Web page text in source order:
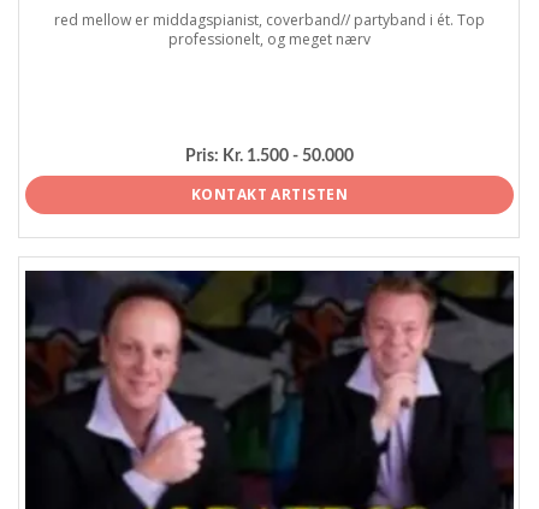
red mellow er middagspianist, coverband// partyband i ét. Top
professionelt, og meget nærv
Pris: Kr. 1.500 - 50.000
KONTAKT ARTISTEN